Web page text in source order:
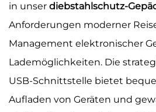
in unser diebstahlschutz-
Anforderungen moderner
Management elektronischer
Lademöglichkeiten. Die
USB-Schnittstelle bietet
Aufladen von Geräten und